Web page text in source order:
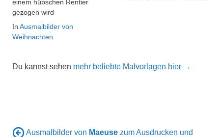
einem hübschen Rentier
gezogen wird
In Ausmalbilder von
Weihnachten
Du kannst sehen mehr beliebte Malvorlagen hier →
Ausmalbilder von Maeuse zum Ausdrucken und